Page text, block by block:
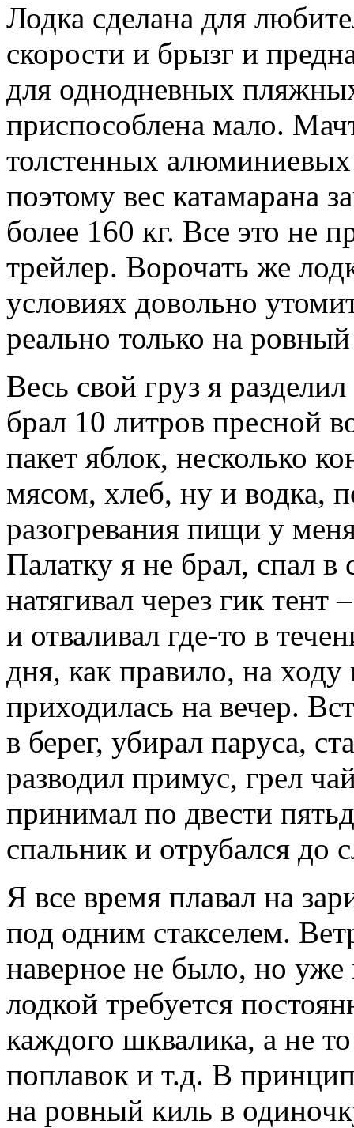
Лодка сделана для
скорости и брызг и
для однодневных
приспособлена мало.
толстенных алюминиевых
поэтому вес катамарана
более 160 кг. Все это не
трейлер. Ворочать же
условиях довольно
реально только на
Весь свой груз я
брал 10 литров пресной
пакет яблок, несколько
мясом, хлеб, ну и водка,
разогревания пищи у
Палатку я не брал, спал в
натягивал через гик
и отваливал где-то в
дня, как правило, на ходу
приходилась на вечер.
в берег, убирал паруса,
разводил примус, грел
принимал по двести
спальник и отрубался до
Я все время плавал на
под одним стакселем.
наверное не было, но
лодкой требуется
каждого шквалика, а не
поплавок и т.д. В
на ровный киль в